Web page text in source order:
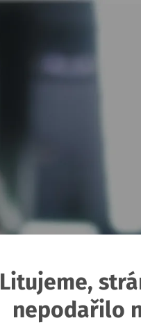
Litujeme,
nepodařilo